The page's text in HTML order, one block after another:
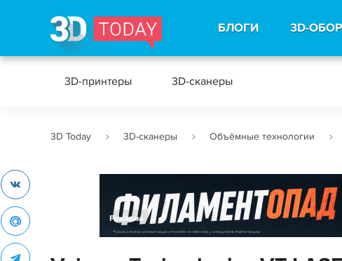
БЛОГИ 3D-
3D-принтеры 3D-сканеры
3D Today 3D-сканеры Объёмные технологии
Реклама